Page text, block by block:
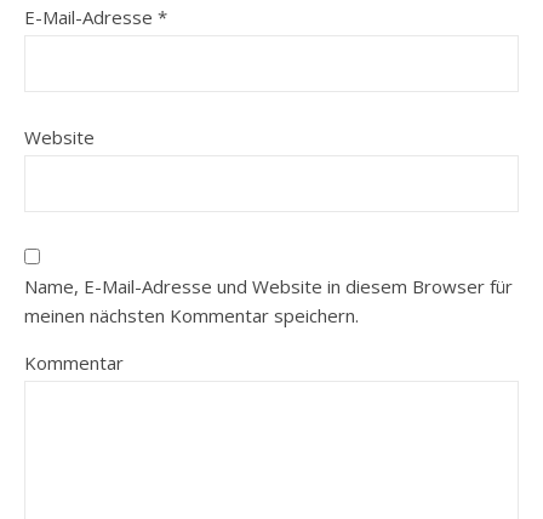
E-Mail-Adresse *
Website
Name, E-Mail-Adresse und Website in diesem Browser für
meinen nächsten Kommentar speichern.
Kommentar